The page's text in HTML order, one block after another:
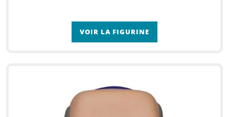
VOIR LA FIGURINE